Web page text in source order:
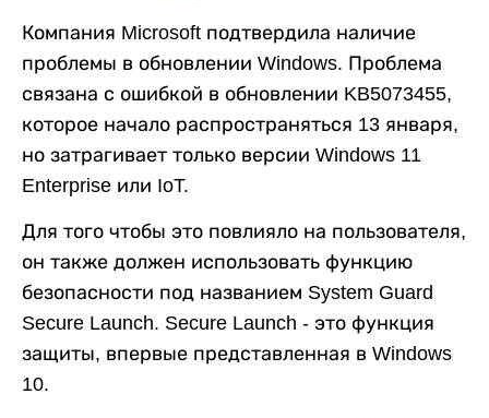
Компания Microsoft подтвердила наличие
проблемы в обновлении Windows. Проблема
связана с ошибкой в ​​обновлении KB5073455,
которое начало распространяться 13 января,
но затрагивает только версии Windows 11
Enterprise или IoT.
Для того чтобы это повлияло на пользователя,
он также должен использовать функцию
безопасности под названием System Guard
Secure Launch. Secure Launch - это функция
защиты, впервые представленная в Windows
10.